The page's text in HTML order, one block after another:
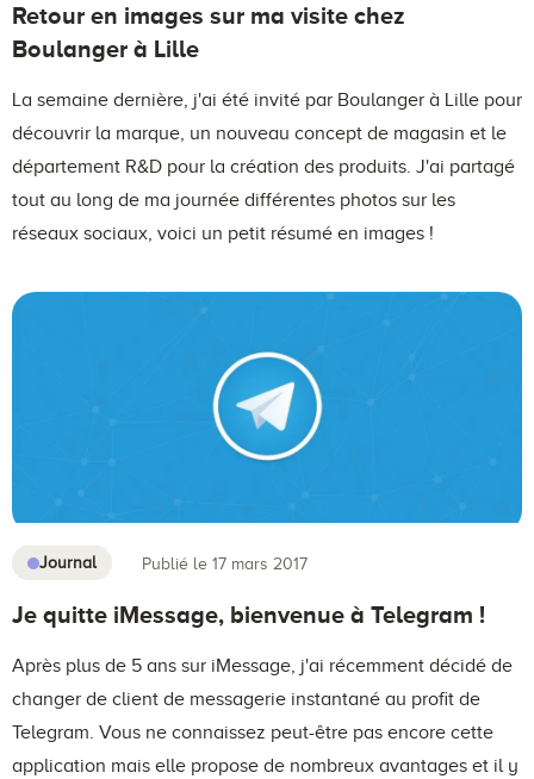
Retour en images sur ma visite chez
Boulanger à Lille
La semaine dernière, j'ai été invité par Boulanger à Lille pour
découvrir la marque, un nouveau concept de magasin et le
département R&D pour la création des produits. J'ai partagé
tout au long de ma journée différentes photos sur les
réseaux sociaux, voici un petit résumé en images !
Journal Publié le 17 mars 2017
Je quitte iMessage, bienvenue à Telegram !
Après plus de 5 ans sur iMessage, j'ai récemment décidé de
changer de client de messagerie instantané au profit de
Telegram. Vous ne connaissez peut-être pas encore cette
application mais elle propose de nombreux avantages et il y